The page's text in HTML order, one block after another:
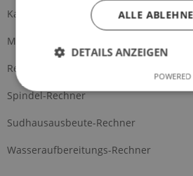
Karbonisierungs-Rechner
Malzfarben-Umrechner
Refraktometer-Rechner
Spindel-Rechner
Sudhausausbeute-Rechner
Wasseraufbereitungs-Rechner
ALLE
DETAILS ANZEIGEN